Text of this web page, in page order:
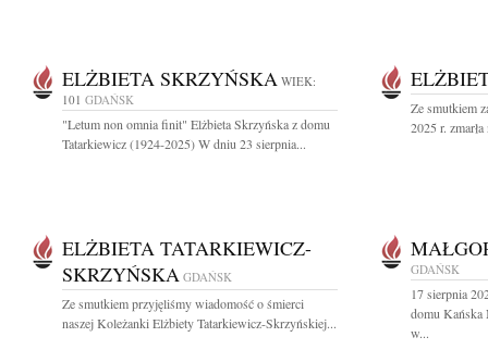
ELŻBIETA SKRZYŃSKA WIEK:
101 GDAŃSK
"Letum non omnia finit" Elżbieta Skrzyńska z domu
Tatarkiewicz (1924-2025) W dniu 23 sierpnia...
Ze smutkiem
2025 r.
ELŻBIETA TATARKIEWICZ-
SKRZYŃSKA GDAŃSK
Ze smutkiem przyjęliśmy wiadomość o śmierci
naszej Koleżanki Elżbiety Tatarkiewicz-Skrzyńskiej...
GDAŃSK
17 sierpnia
domu Kańska
w...